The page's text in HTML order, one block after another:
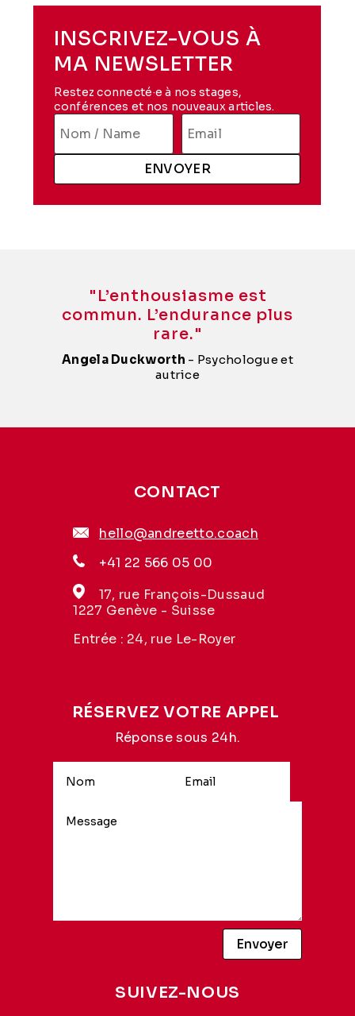
INSCRIVEZ-VOUS À
MA NEWSLETTER
Restez connecté·e à nos stages,
conférences et nos nouveaux articles.
ENVOYER
" L’enthousiasme est
commun. L’endurance plus
rare."
Angela Duckworth - Psychologue et
autrice
CONTACT
hello@andreetto.coach
+41 22 566 05 00
17, rue François-Dussaud
1227 Genève - Suisse
Entrée : 24, rue Le-Royer
RÉSERVEZ VOTRE APPEL
Réponse sous 24h.
Envoyer
SUIVEZ-NOUS